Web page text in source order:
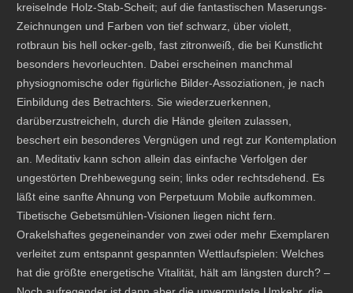
kreiselnde Holz-Stab-Scheit; auf die fantastischen Maserungs-
Zeichnungen und Farben von tief schwarz, über violett,
rotbraun bis hell ocker-gelb, fast zitronweiß, die bei Kunstlicht
besonders hevorleuchten. Dabei erscheinen manchmal
physiognomische oder figürliche Bilder-Assoziationen, je nach
Einbildung des Betrachters. Sie wiederzuerkennen,
darüberzustreicheln, durch die Hände gleiten zulassen,
beschert ein besonderes Vergnügen und regt zur Kontemplation
an. Meditativ kann schon allein das einfache Verfolgen der
ungestörten Drehbewegung sein; links oder rechtsdehend. Es
läßt eine sanfte Ahnung von Perpetuum Mobile aufkommen.
Tibetische Gebetsmühlen-Visionen liegen nicht fern.
Orakelshaftes gegeneinander von zwei oder mehr Exemplaren
verleitet zum entspannt gespannten Wettlaufspielen: Welches
hat die größte energetische Vitalität, hält am längsten durch? –